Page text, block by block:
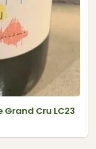
Cru LC23